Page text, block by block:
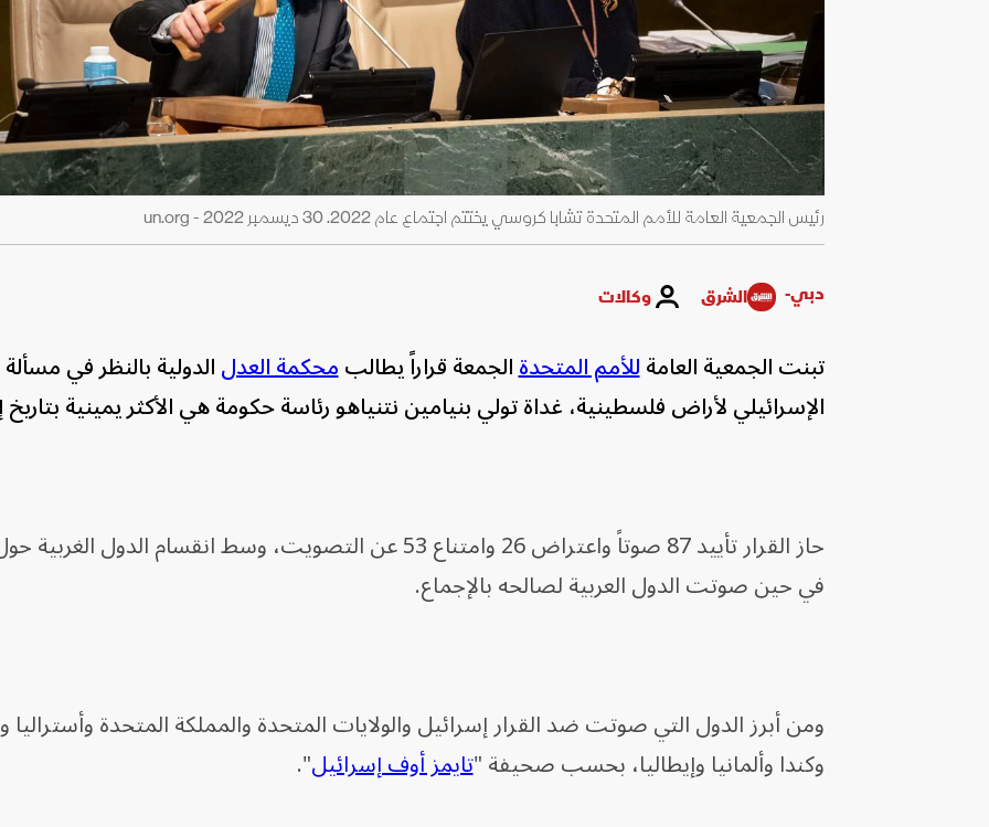
رئيس الجمعية العامة للأمم المتحدة تشابا كروسي يختتم اجتماع عام 2022. 30 ديسمبر 2022 - un.org
دبي- الشرق وكالات
تبنت الجمعية العامةللأمم المتحدةالجمعة قراراً يطالبمحكمة العدلالدولية بالنظر في مسألة
الإسرائيلي لأراض فلسطينية، غداة تولي بنيامين نتنياهو رئاسة حكومة هي الأكثر يمينية
حاز القرار تأييد 87 صوتاً واعتراض 26 وامتناع 53 عن التصويت، وسط انقسام الدول
في حين صوتت الدول العربية لصالحه بالإجماع.
ومن أبرز الدول التي صوتت ضد القرار إسرائيل والولايات المتحدة والمملكة المتحدة وأستراليا
وكندا وألمانيا وإيطاليا، بحسب صحيفة "تايمز أوف إسرائيل".